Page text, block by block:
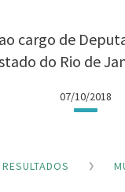
cargo de
do Rio de
07/10/2018
RESULTADOS